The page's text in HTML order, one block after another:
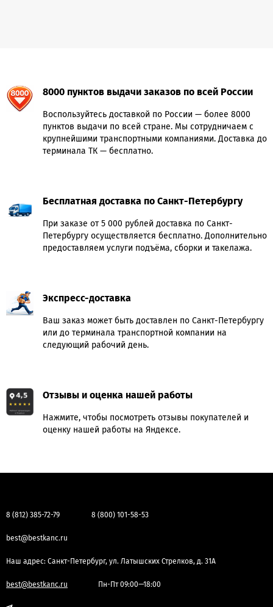
8000 пунктов выдачи заказов по всей России
Воспользуйтесь доставкой по России — более 8000
пунктов выдачи по всей стране. Мы сотрудничаем с
крупнейшими транспортными компаниями. Доставка до
терминала ТК — бесплатно.
Бесплатная доставка по Санкт-Петербургу
При заказе от 5 000 рублей доставка по Санкт-
Петербургу осуществляется бесплатно. Дополнительно
предоставляем услуги подъёма, сборки и такелажа.
Экспресс-доставка
Ваш заказ может быть доставлен по Санкт-Петербургу
или до терминала транспортной компании на
следующий рабочий день.
Отзывы и оценка нашей работы
Нажмите, чтобы посмотреть отзывы покупателей и
оценку нашей работы на Яндексе.
8 (812) 385-72-79 8 (800) 101-58-53
best@bestkanc.ru
Наш адрес: Санкт-Петербург, ул. Латышских Стрелков, д. 31А
best@bestkanc.ru Пн-Пт 09:00—18:00